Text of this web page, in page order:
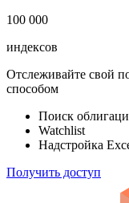
100 000
индексов
Отслеживайте свой
способом
Поиск
Watchlist
Надстройка
Получить доступ